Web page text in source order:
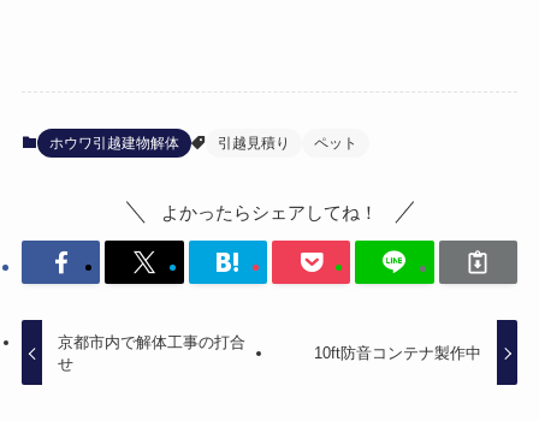
ホウワ引越建物解体 引越見積り ペット
よかったらシェアしてね！
京都市内で解体工事の打合
せ
10ft防音コンテナ製作中